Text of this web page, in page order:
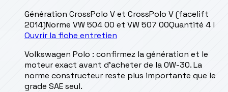
Génération CrossPolo V et CrossPolo V (facelift
2014)Norme VW 504 00 et VW 507 00Quantité 4 l
Ouvrir la fiche entretien
Volkswagen Polo : confirmez la génération et le
moteur exact avant d’acheter de la 0W-30. La
norme constructeur reste plus importante que le
grade SAE seul.